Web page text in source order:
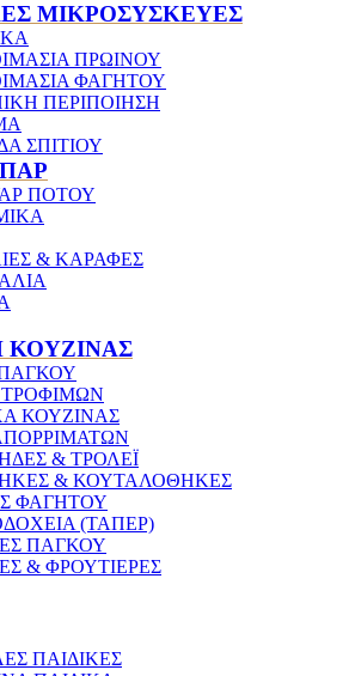
ΜΙΚΡΟΣΥΣΚΕΥΕΣ
ΠΡΩΙΝΟΥ
ΦΑΓΗΤΟΥ
ΠΕΡΙΠΟΙΗΣΗ
ΣΠΙΤΙΟΥ
ΠΟΤΟΥ
& ΚΑΡΑΦΕΣ
ΚΟΥΖΙΝΑΣ
ΤΡΟΦΙΜΩΝ
ΚΟΥΖΙΝΑΣ
& ΤΡΟΛΕΪ
& ΚΟΥΤΑΛΟΘΗΚΕΣ
ΦΑΓΗΤΟΥ
(ΤΑΠΕΡ)
ΠΑΓΚΟΥ
& ΦΡΟΥΤΙΕΡΕΣ
ΠΑΙΔΙΚΕΣ